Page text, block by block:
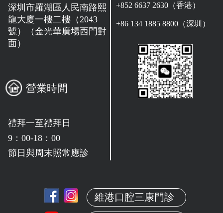
深圳市羅湖區人民南路熙
龍大廈一樓二樓（2043
號）（金光華廣場西門對
面）
營業時間
禮拜一至禮拜日
9：00-18：00
節日與周末照常應診
維港口腔三康門診
+852 6637 2630（香港）
+86 134 1885 8800（深圳）